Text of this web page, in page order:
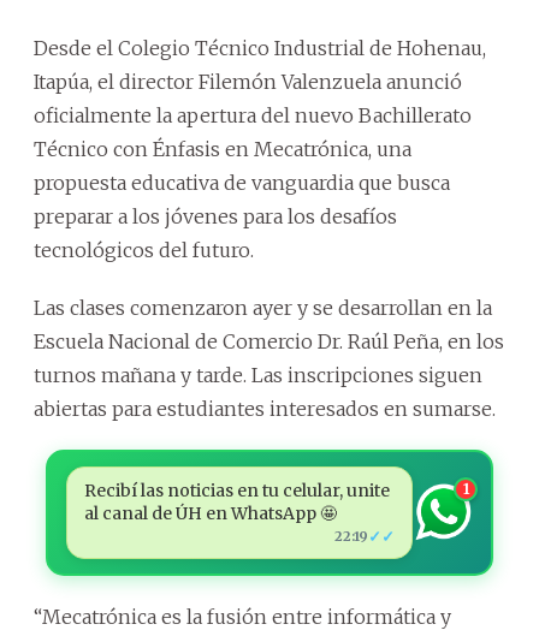
Desde el Colegio Técnico Industrial de Hohenau,
Itapúa, el director Filemón Valenzuela anunció
oficialmente la apertura del nuevo Bachillerato
Técnico con Énfasis en Mecatrónica, una
propuesta educativa de vanguardia que busca
preparar a los jóvenes para los desafíos
tecnológicos del futuro.
Las clases comenzaron ayer y se desarrollan en la
Escuela Nacional de Comercio Dr. Raúl Peña, en los
turnos mañana y tarde. Las inscripciones siguen
abiertas para estudiantes interesados en sumarse.
Recibí las noticias en tu celular, unite
al canal de ÚH en WhatsApp 🤩
22:19 ✓✓
1
“Mecatrónica es la fusión entre informática y